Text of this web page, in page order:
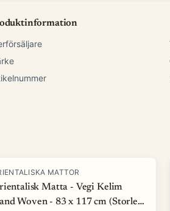
MATTOR
Matta - Vegi Kelim
Woven - 83 x 117 cm (Storlek: